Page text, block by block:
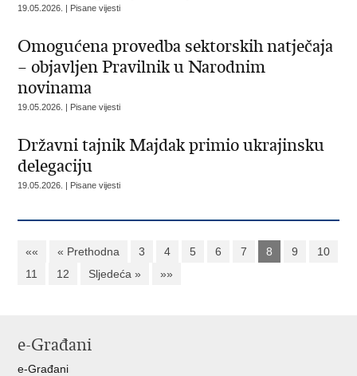
19.05.2026. | Pisane vijesti
Omogućena provedba sektorskih natječaja
– objavljen Pravilnik u Narodnim
novinama
19.05.2026. | Pisane vijesti
Državni tajnik Majdak primio ukrajinsku
delegaciju
19.05.2026. | Pisane vijesti
«« « Prethodna 3 4 5 6 7 8 9
10
11
12 Sljedeća » »»
e-Građani
e-Građani